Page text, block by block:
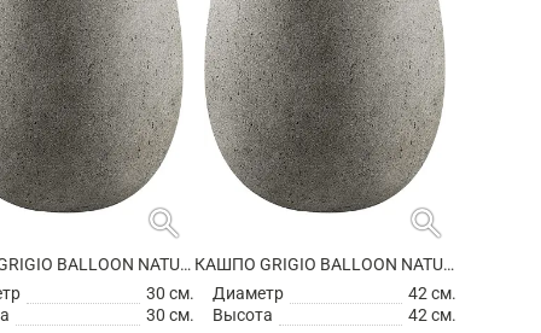
search
КАШПО GRIGIO BALLOON NATURAL CONCRETE
30 см.
30 см.
search
КАШПО GRIGIO BALLOON NATURAL CONCRETE
Диаметр
42 см.
Высота
42 см.